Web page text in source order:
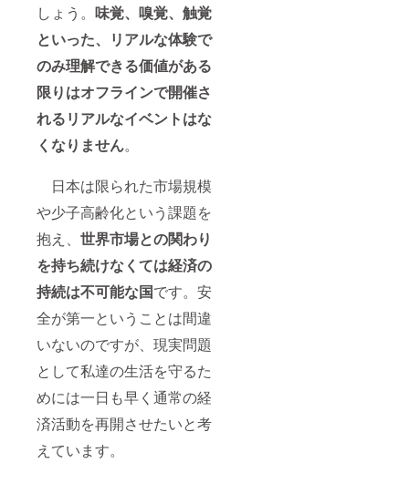
しょう。 味覚、嗅覚、触覚
といった、リアルな体験で
のみ理解できる価値がある
限りはオフラインで開催さ
れるリアルなイベントはな
くなりません。
日本は限られた市場規模
や少子高齢化という課題を
抱え、 世界市場との関わり
を持ち続けなくては経済の
持続は不可能な国です。安
全が第一ということは間違
いないのですが、現実問題
として私達の生活を守るた
めには一日も早く通常の経
済活動を再開させたいと考
えています。